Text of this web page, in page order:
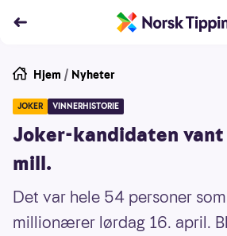
Hjem / Nyheter
JOKER VINNERHISTORIE
Joker-kandidaten vant
mill.
Det var hele 54 personer
millionærer lørdag 16. april.